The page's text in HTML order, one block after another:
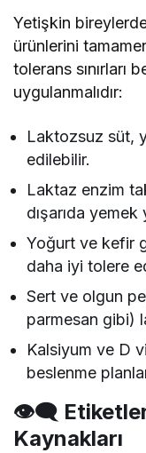
Yetişkin
ürünlerini
tolerans sınırları
uygulanmalıdır:
Laktozsuz süt,
edilebilir.
Laktaz enzim
dışarıda
Yoğurt ve kefir
daha iyi tolere
Sert ve olgun
parmesan gibi)
Kalsiyum ve D
beslenme
👁‍🗨
Kaynakları